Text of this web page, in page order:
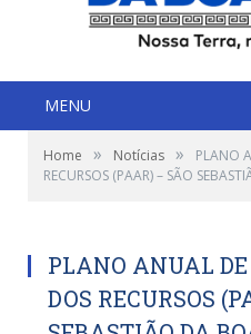
MENU
Home » Notícias »
PLANO
RECURSOS (PAAR) – SÃO
PLANO ANUAL
DOS RECURSOS